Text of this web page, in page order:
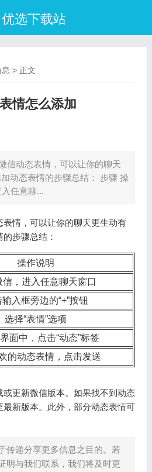
选下载站
> 正文
情怎么添加
信动态表情，可以让你的聊天
动态表情的步骤总结： 步骤 操
任意聊...
表情，可以让你的聊天更生动有
步骤总结：
操作说明
信，进入任意聊天窗口
输入框旁边的“+”按钮
选择“表情”选项
面中，点击“动态”标签
的动态表情，点击发送
更新微信版本。如果找不到动态
新版本。此外，部分动态表情可
传递分享更多信息之目的。若
明与我们联系，我们将及时更